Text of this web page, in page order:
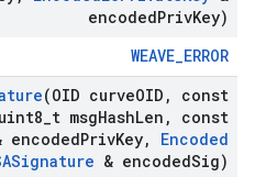
encodedPrivKey)
WEAVE_ERROR
(OID curveOID ,
const
uint8 t msgHashLen ,
const
encodedPrivKey,
Encoded
& encodedSig)